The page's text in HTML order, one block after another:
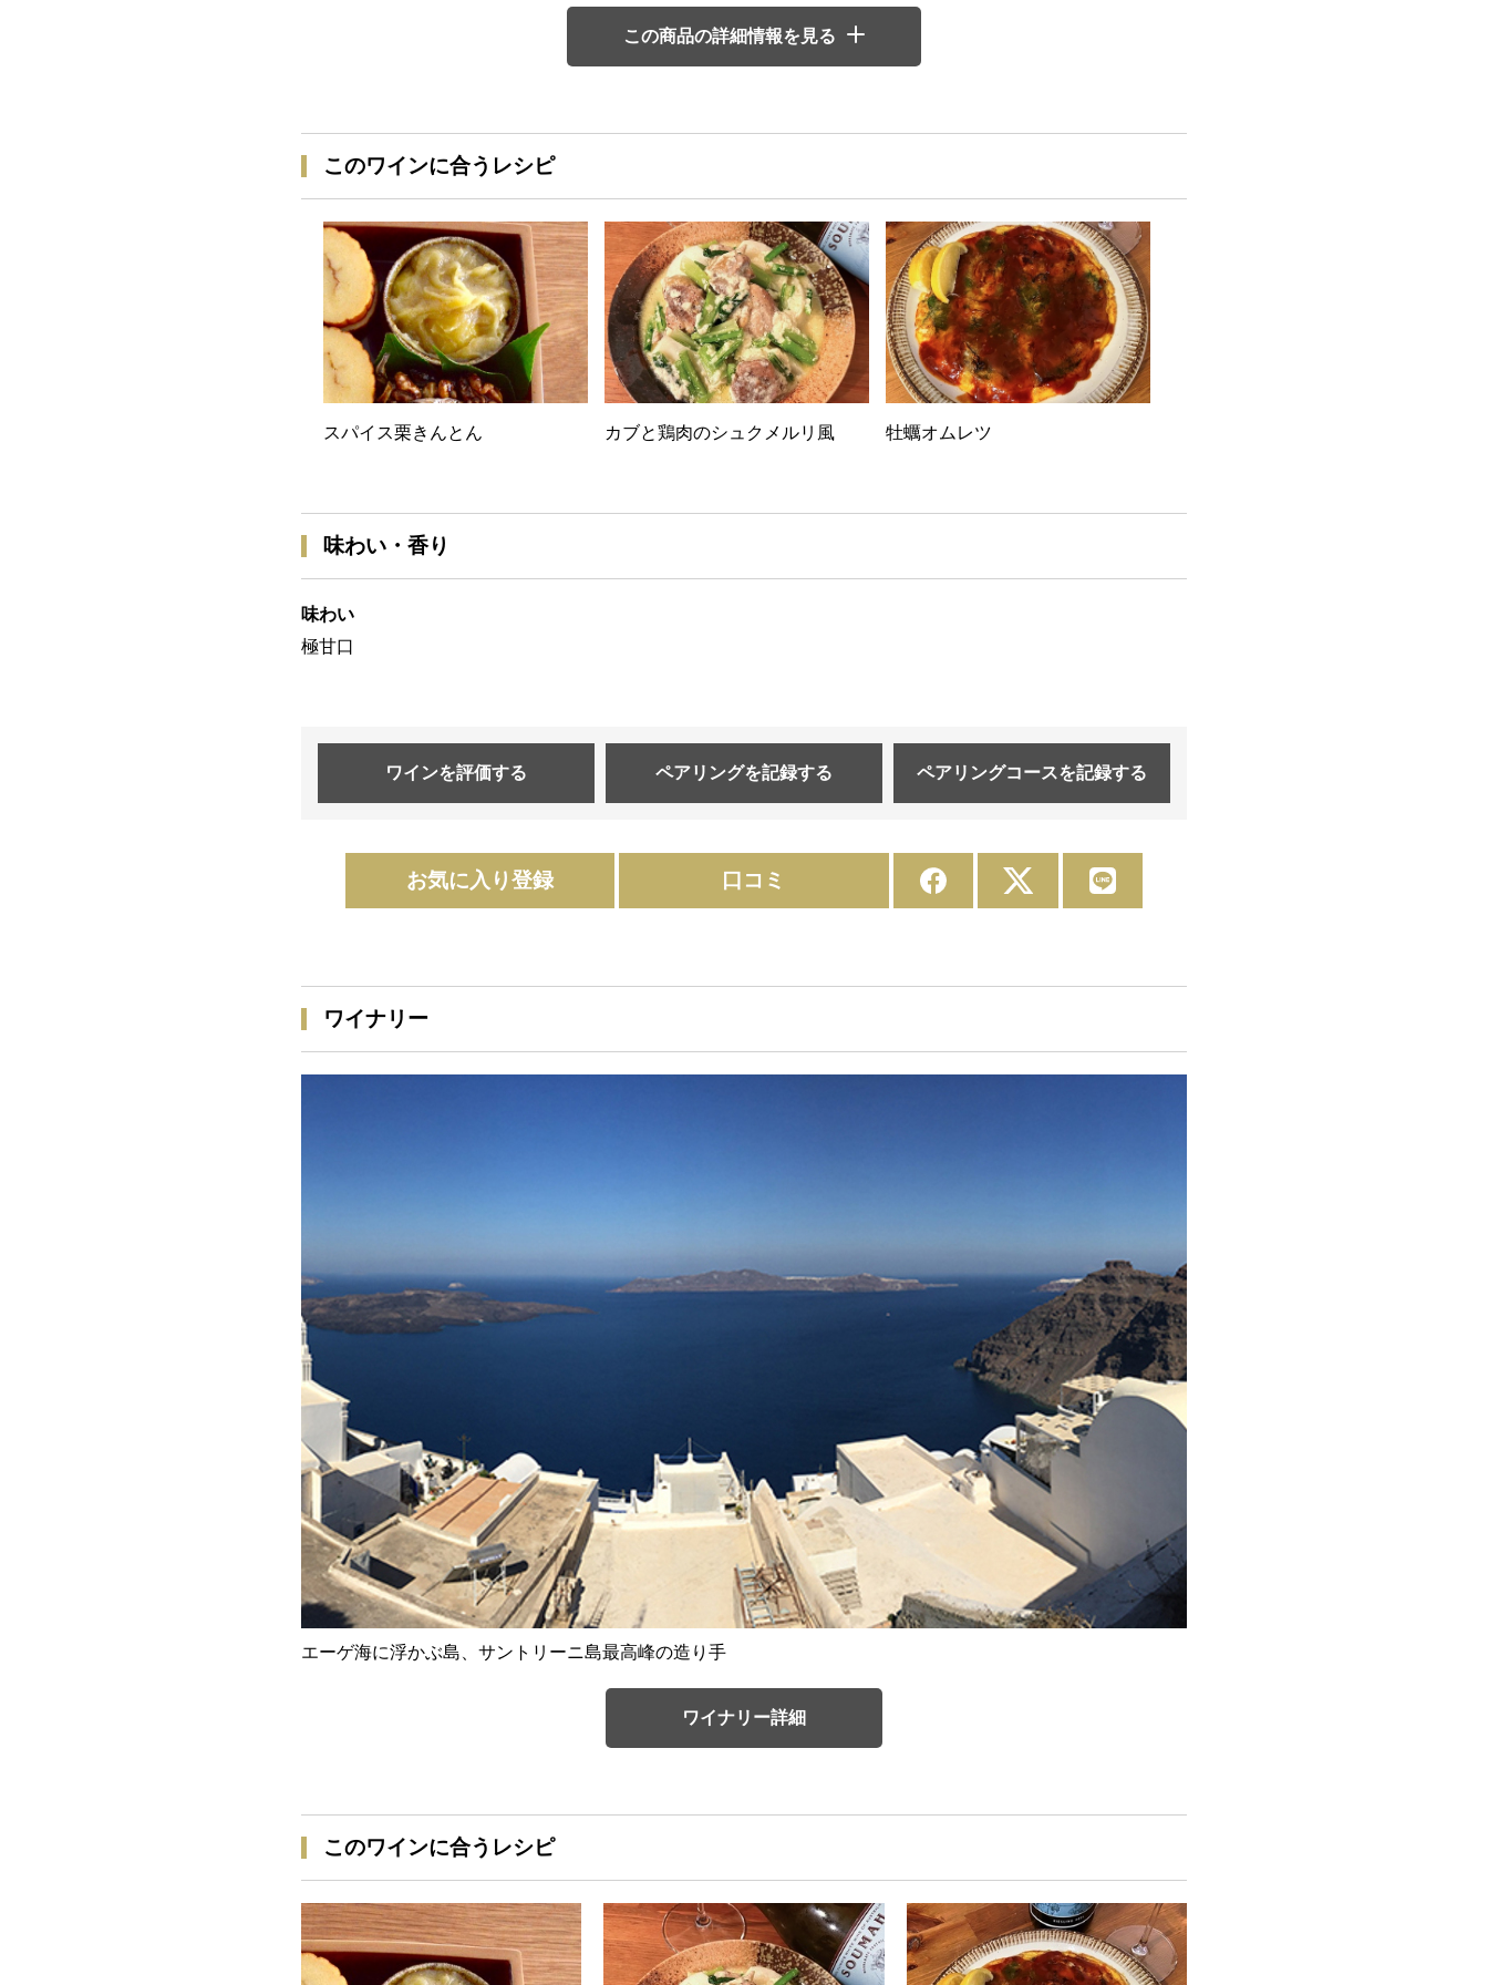
この商品の詳細情報を見る
このワインに合うレシピ
スパイス栗きんとん カブと鶏肉のシュクメルリ風 牡蠣オムレツ
味わい・香り
味わい
極甘口
ワインを評価する ペアリングを記録する ペアリングコースを記録する
お気に入り登録 口コミ
ワイナリー
エーゲ海に浮かぶ島、サントリーニ島最高峰の造り手
ワイナリー詳細
このワインに合うレシピ